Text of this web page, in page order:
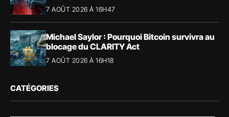
7 AOÛT 2026 À 16H47
Michael Saylor : Pourquoi Bitcoin survivra au
blocage du CLARITY Act
7 AOÛT 2026 À 16H18
CATÉGORIES